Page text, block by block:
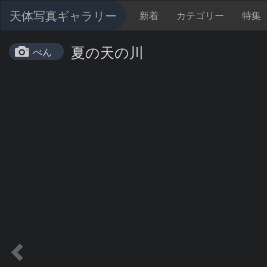
天体写真ギャラリー 新着 カテゴリー 特集
べん 夏の天の川